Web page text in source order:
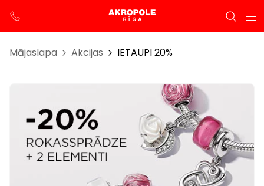
Mājaslapa Akcijas IETAUPI 20%